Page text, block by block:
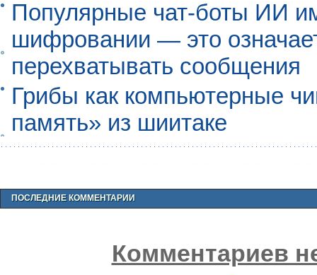
Популярные чат-боты ИИ
шифровании — это
перехватывать сообщения
Грибы как компьютерные
память» из шиитаке
ПОСЛЕДНИЕ КОММЕНТАРИИ
Комментариев